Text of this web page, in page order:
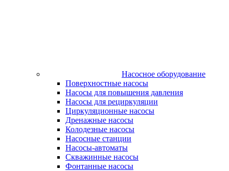
Насосное оборудование
Поверхностные насосы
Насосы для повышения давления
Насосы для рециркуляции
Циркуляционные насосы
Дренажные насосы
Колодезные насосы
Насосные станции
Насосы-автоматы
Скважинные насосы
Фонтанные насосы